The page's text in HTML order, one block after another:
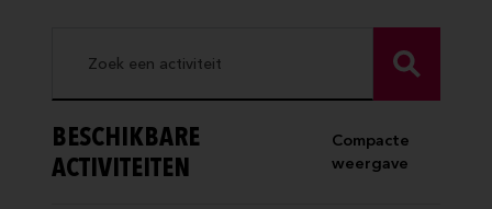
BESCHIKBARE
ACTIVITEITEN
Compacte
weergave